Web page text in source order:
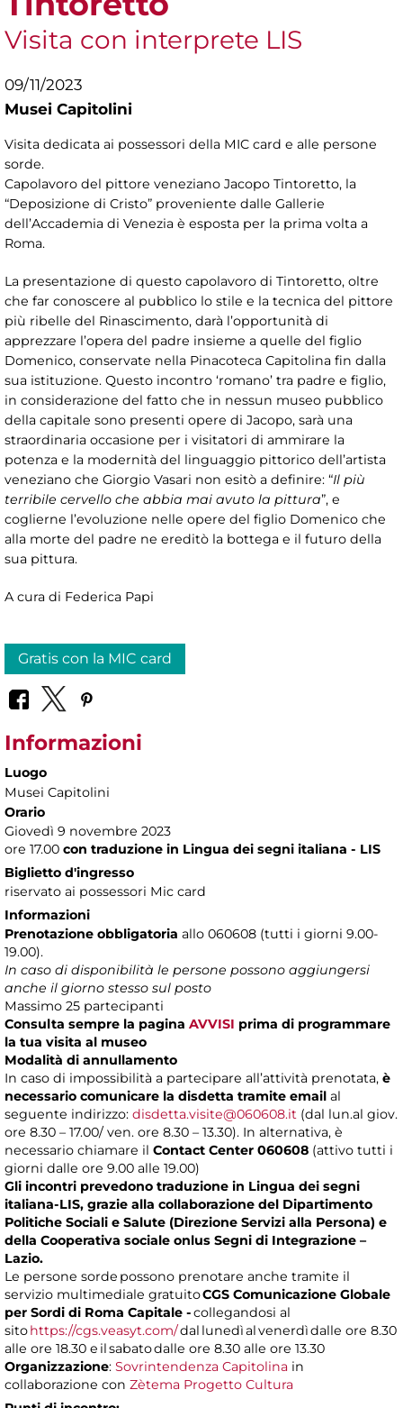
Visita con interprete LIS
09/11/2023
Musei Capitolini
Visita dedicata ai possessori della MIC card e alle persone
sorde.
Capolavoro del pittore veneziano Jacopo Tintoretto, la
“Deposizione di Cristo” proveniente dalle Gallerie
dell’Accademia di Venezia è esposta per la prima volta a
Roma.
La presentazione di questo capolavoro di Tintoretto, oltre
che far conoscere al pubblico lo stile e la tecnica del pittore
più ribelle del Rinascimento, darà l’opportunità di
apprezzare l’opera del padre insieme a quelle del figlio
Domenico, conservate nella Pinacoteca Capitolina fin dalla
sua istituzione. Questo incontro ‘romano’ tra padre e figlio,
in considerazione del fatto che in nessun museo pubblico
della capitale sono presenti opere di Jacopo, sarà una
straordinaria occasione per i visitatori di ammirare la
potenza e la modernità del linguaggio pittorico dell’artista
veneziano che Giorgio Vasari non esitò a definire: “Il più
terribile cervello che abbia mai avuto la pittura”, e
coglierne l’evoluzione nelle opere del figlio Domenico che
alla morte del padre ne ereditò la bottega e il futuro della
sua pittura.
A cura di Federica Papi
Gratis con la MIC card
Informazioni
Luogo
Musei Capitolini
Orario
Giovedì 9 novembre 2023
ore 17.00 con traduzione in Lingua dei segni italiana - LIS
Biglietto d'ingresso
riservato ai possessori Mic card
Informazioni
Prenotazione obbligatoria allo 060608 (tutti i giorni 9.00-
19.00).
In caso di disponibilità le persone possono aggiungersi
anche il giorno stesso sul posto
Massimo 25 partecipanti
Consulta sempre la pagina AVVISI prima di programmare
la tua visita al museo
Modalità di annullamento
In caso di impossibilità a partecipare all’attività prenotata, è
necessario comunicare la disdetta tramite email al
seguente indirizzo: disdetta.visite@060608.it (dal lun.al giov.
ore 8.30 – 17.00/ ven. ore 8.30 – 13.30). In alternativa, è
necessario chiamare il Contact Center 060608 (attivo tutti i
giorni dalle ore 9.00 alle 19.00)
Gli incontri prevedono traduzione in Lingua dei segni
italiana-LIS, grazie alla collaborazione del Dipartimento
Politiche Sociali e Salute (Direzione Servizi alla Persona) e
della Cooperativa sociale onlus Segni di Integrazione –
Lazio.
Le persone sorde possono prenotare anche tramite il
servizio multimediale gratuitoCGS Comunicazione Globale
per Sordi di Roma Capitale -collegandosi al
sitohttps://cgs.veasyt.com/dal lunedì al venerdì dalle ore 8.30
alle ore 18.30 e il sabato dalle ore 8.30 alle ore 13.30
Organizzazione: Sovrintendenza Capitolina in
collaborazione con Zètema Progetto Cultura